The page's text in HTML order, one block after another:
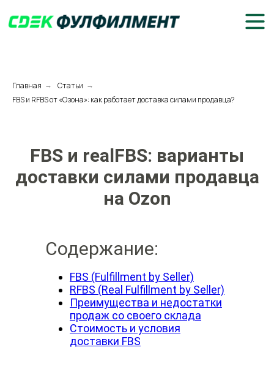
Главная → Статьи →
FBS и RFBS от «Озона»: как работает доставка силами продавца?
FBS и realFBS: варианты
доставки силами продавца
на Ozon
Содержание:
FBS (Fulfillment by Seller)
RFBS (Real Fulfillment by Seller)
Преимущества и недостатки
продаж со своего склада
Стоимость и условия
доставки FBS